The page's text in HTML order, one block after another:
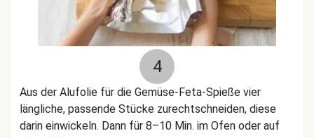
4
Aus der Alufolie für die Gemüse-Feta-Spieße vier
längliche, passende Stücke zurechtschneiden, diese
darin einwickeln. Dann für 8–10 Min. im Ofen oder auf